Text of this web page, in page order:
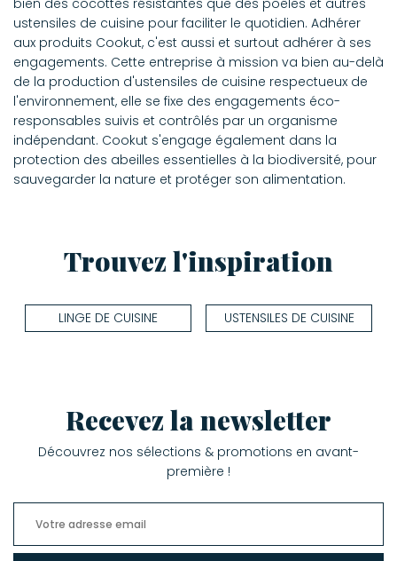
ustensiles de cuisine pour faciliter le quotidien. Adhérer
aux produits Cookut, c'est aussi et surtout adhérer à ses
engagements. Cette entreprise à mission va bien au-delà
de la production d'ustensiles de cuisine respectueux de
l'environnement, elle se fixe des engagements éco-
responsables suivis et contrôlés par un organisme
indépendant. Cookut s'engage également dans la
protection des abeilles essentielles à la biodiversité, pour
sauvegarder la nature et protéger son alimentation.
Trouvez l'inspiration
LINGE DE CUISINE USTENSILES DE CUISINE
Recevez la newsletter
Découvrez nos sélections & promotions en avant-
première !